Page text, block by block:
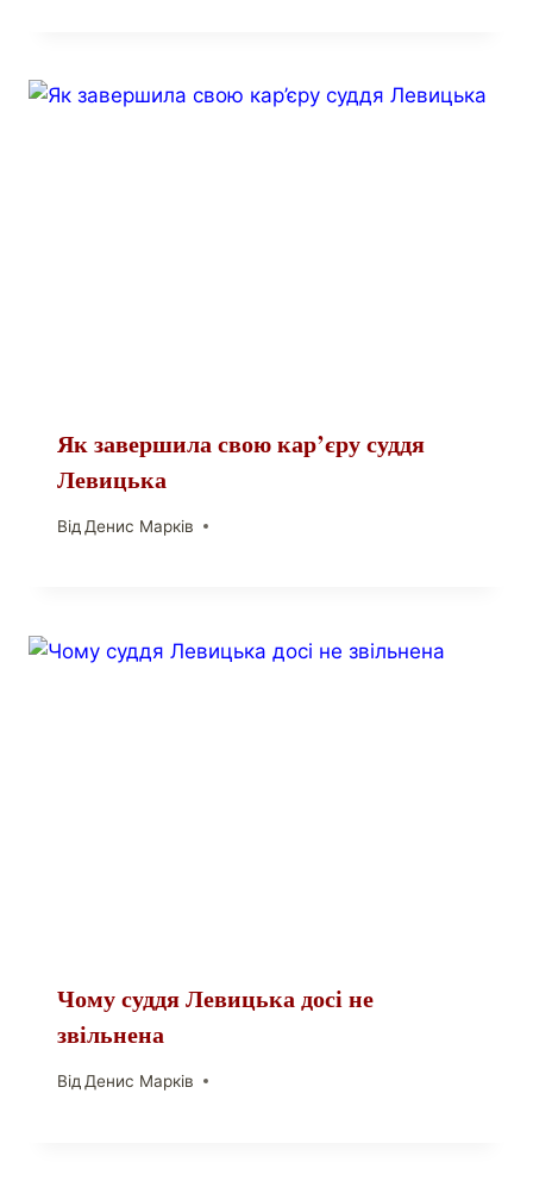
Як завершила свою кар’єру суддя
Левицька
Від Денис Марків
Чому суддя Левицька досі не
звільнена
Від Денис Марків